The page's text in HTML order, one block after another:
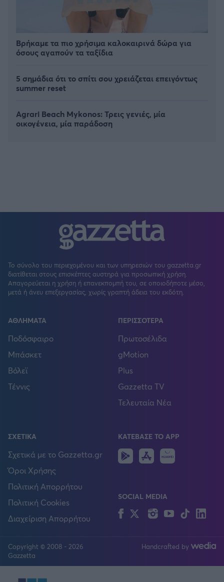
Βρήκαμε τα πιο χρήσιμα καλοκαιρινά δώρα για
όσους αγαπούν τα ταξίδια
5 σημάδια ότι το σπίτι σου χρειάζεται επειγόντως
summer reset
Agrari Beach Mykonos: Τρεις γενιές, μία
οικογένεια, μία παράδοση
Το σύνολο του περιεχομένου και των υπηρεσιών του gazzetta.gr
διατίθεται στους επισκέπτες αυστηρά για προσωπική χρήση.
Απαγορεύεται η χρήση ή επανεκπομπή του, σε οποιοδήποτε μέσο,
μετά ή άνευ επεξεργασίας, χωρίς γραπτή άδεια του εκδότη.
ΑΘΛΗΜΑΤΑ
Ποδόσφαιρο
Μπάσκετ
Βόλεϊ
Τέννις
ΠΕΡΙΣΣΟΤΕΡΑ
Πρωτοσέλιδα
gMotion
Plus
Gazzetta TV
Τελευταία Νέα
ΣΧΕΤΙΚΑ
Σχετικά με το Gazzetta.gr
Όροι Χρήσης
Πολιτική Απορρήτου
Πολιτική Cookies
Διαχείριση Απορρήτου
ΚΑΤΕΒΑΣΕ ΤΟ APP
Android
IOS
SOCIAL MEDIA
FacebookTwitterInstagram
YouTubeTikTok
Copyright © 2008 - 2026
Gazzetta
Handcrafted by